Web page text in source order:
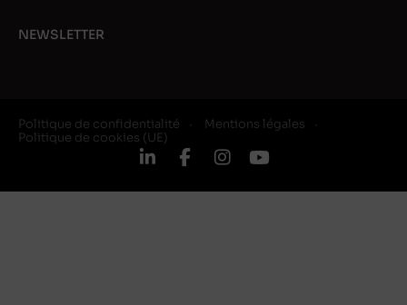
NEWSLETTER
Politique de confidentialité
Mentions légales
Politique de cookies (UE)